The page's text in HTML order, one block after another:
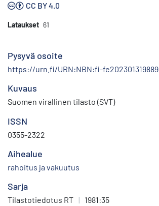
CC BY 4.0
Lataukset 61
Pysyvä osoite
https://urn.fi/URN:NBN:fi-fe202301319889
Kuvaus
Suomen virallinen tilasto (SVT)
ISSN
0355-2322
Aihealue
rahoitus ja vakuutus
Sarja
Tilastotiedotus RT | 1981:35